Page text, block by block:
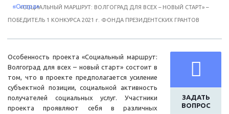
«СОЦИАЛЬНЫЙ МАРШРУТ: ВОЛГОГРАД ДЛЯ ВСЕХ – НОВЫЙ СТАРТ» –
ПОБЕДИТЕЛЬ 1 КОНКУРСА 2021 г. ФОНДА ПРЕЗИДЕНТСКИХ ГРАНТОВ
ЗАДАТЬ
ВОПРОС
Особенность проекта «Социальный маршрут:
Волгоград для всех – новый старт» состоит в
том, что в проекте предполагается усиление
субъектной позиции, социальной активность
получателей социальных услуг. Участники
проекта проявляют себя в различных